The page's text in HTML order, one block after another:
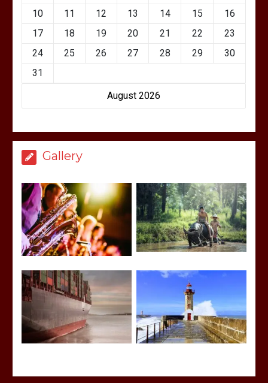
August 2026
10
11 12 13 14 15
16
17
18 19 20 21 22
23
24
25 26 27 28 29
30
31
Gallery